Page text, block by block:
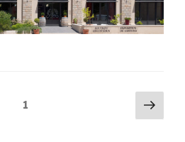
1